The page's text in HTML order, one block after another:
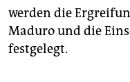
werden die
Maduro und die
festgelegt.